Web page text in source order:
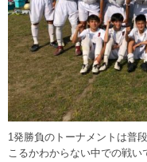
1発勝負のトーナメントは普
こるかわからない中での戦い